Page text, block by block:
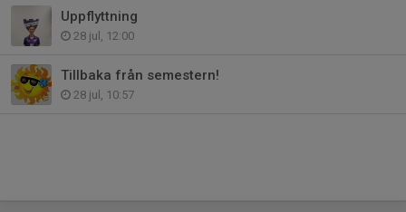
Uppflyttning
28 jul, 12:00
Tillbaka från semestern!
28 jul, 10:57